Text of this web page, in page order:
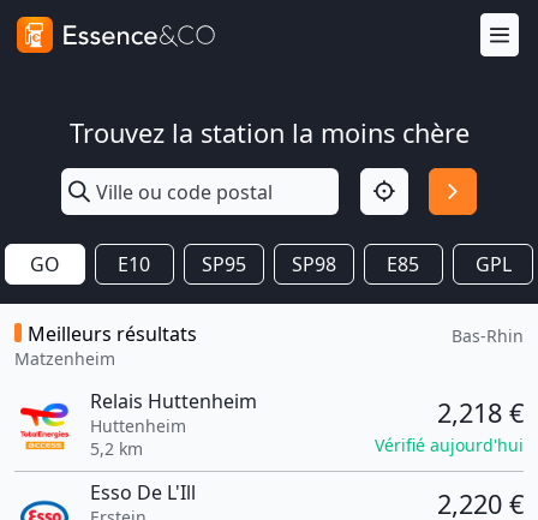
Trouvez la station la moins chère
GO E10 SP95 SP98 E85 GPL
Meilleurs résultats
Matzenheim
Bas-Rhin
Relais Huttenheim
Huttenheim
5,2 km
2,218 €
Vérifié aujourd'hui
Esso De L'Ill 2,220 €